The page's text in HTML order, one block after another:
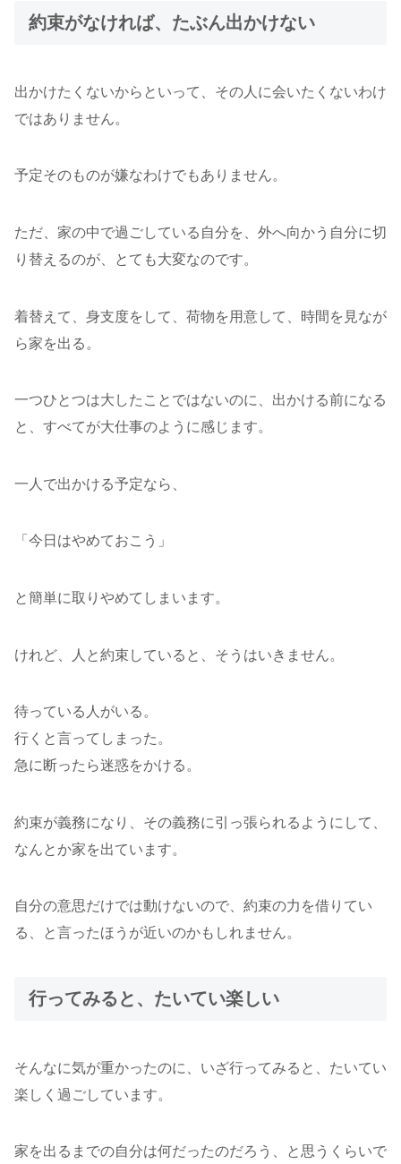
約束がなければ、たぶん出かけない
出かけたくないからといって、その人に会いたくないわけ
ではありません。
予定そのものが嫌なわけでもありません。
ただ、家の中で過ごしている自分を、外へ向かう自分に切
り替えるのが、とても大変なのです。
着替えて、身支度をして、荷物を用意して、時間を見なが
ら家を出る。
一つひとつは大したことではないのに、出かける前になる
と、すべてが大仕事のように感じます。
一人で出かける予定なら、
「今日はやめておこう」
と簡単に取りやめてしまいます。
けれど、人と約束していると、そうはいきません。
待っている人がいる。
行くと言ってしまった。
急に断ったら迷惑をかける。
約束が義務になり、その義務に引っ張られるようにして、
なんとか家を出ています。
自分の意思だけでは動けないので、約束の力を借りてい
る、と言ったほうが近いのかもしれません。
行ってみると、たいてい楽しい
そんなに気が重かったのに、いざ行ってみると、たいてい
楽しく過ごしています。
家を出るまでの自分は何だったのだろう、と思うくらいで